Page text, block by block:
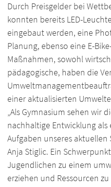
Durch Preisgelder bei
konnten bereits LED-
eingebaut werden, eine
Planung, ebenso eine E-
Maßnahmen, sowohl
pädagogische, haben die
einer aktualisierten
„Als Gymnasium sehen wir
nachhaltige Entwicklung
Aufgaben unseres
Anja Stiglic. Ein
Jugendlichen zu einem
erziehen und Ressourcen